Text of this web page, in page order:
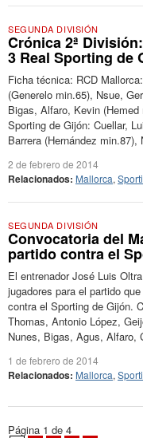
SEGUNDA DIVISIÓN
Crónica 2ª
3 Real Sporting de
Ficha técnica: RCD
(Generelo min.65), Nsue,
Bigas, Alfaro, Kevin
Sporting de Gijón: Cuellar,
Barrera (Hernández
2 de febrero de 2014
Relacionados: Mallorca,
SEGUNDA DIVISIÓN
Convocatoria del
partido contra el
El entrenador José Luis
jugadores para el partido
contra el Sporting de Gijón.
Thomas, Antonio López,
Nunes, Bigas, Agus, Alfaro,
1 de febrero de 2014
Relacionados: Mallorca,
Página 1 de 4